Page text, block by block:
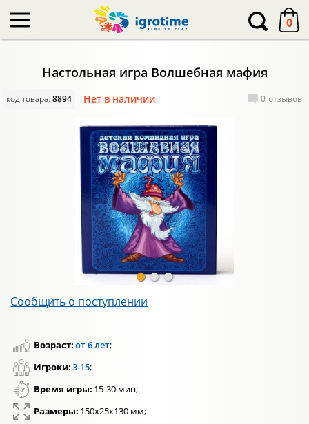
0
Настольная игра Волшебная мафия
код товара:8894 Нет в наличии 0 отзывов
Сообщить о поступлении
Возраст:от 6 лет;
Игроки:3-15;
Время игры: 15-30 мин;
Размеры: 150x25x130 мм;